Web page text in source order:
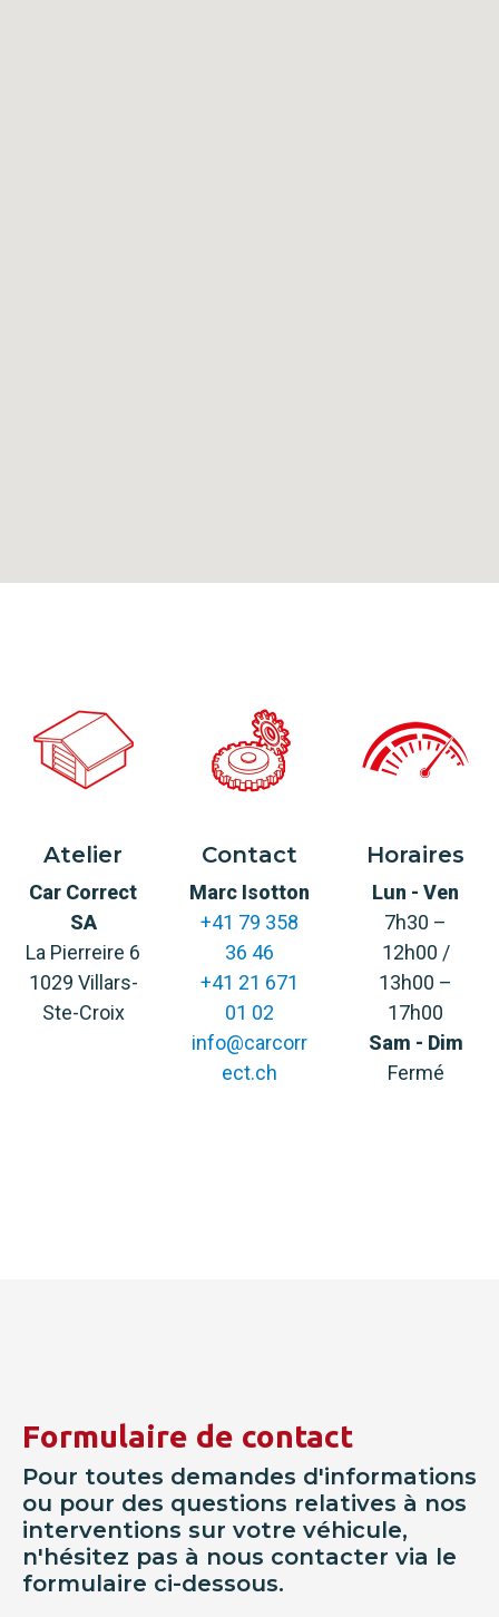
Atelier
Car Correct
SA
La Pierreire 6
1029 Villars-
Ste-Croix
Contact
Marc Isotton
+41 79 358
36 46
+41 21 671
01 02
info@carcorr
ect.ch
Horaires
Lun - Ven
7h30 –
12h00 /
13h00 –
17h00
Sam - Dim
Fermé
Formulaire de contact
Pour toutes demandes d'informations
ou pour des questions relatives à nos
interventions sur votre véhicule,
n'hésitez pas à nous contacter via le
formulaire ci-dessous.